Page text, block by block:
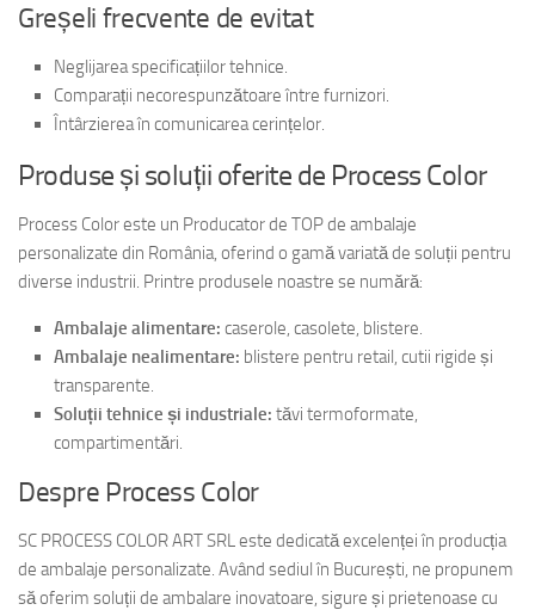
Greșeli frecvente de evitat
Neglijarea specificațiilor tehnice.
Comparații necorespunzătoare între furnizori.
Întârzierea în comunicarea cerințelor.
Produse și soluții oferite de Process Color
Process Color este un Producator de TOP de ambalaje
personalizate din România, oferind o gamă variată de soluții pentru
diverse industrii. Printre produsele noastre se numără:
Ambalaje alimentare: caserole, casolete, blistere.
Ambalaje nealimentare: blistere pentru retail, cutii rigide și
transparente.
Soluții tehnice și industriale: tăvi termoformate,
compartimentări.
Despre Process Color
SC PROCESS COLOR ART SRL este dedicată excelenței în producția
de ambalaje personalizate. Având sediul în București, ne propunem
să oferim soluții de ambalare inovatoare, sigure și prietenoase cu